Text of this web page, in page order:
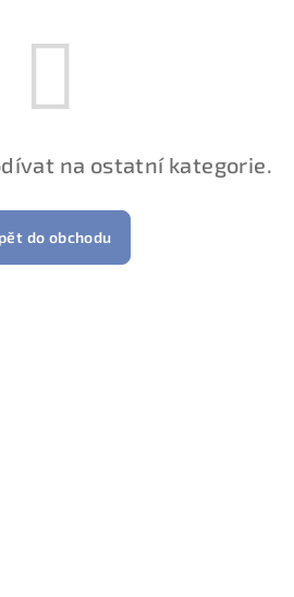
na ostatní kategorie.
do obchodu